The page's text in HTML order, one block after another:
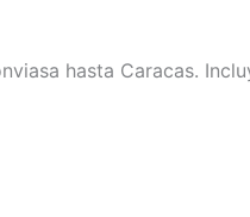
hasta Caracas.